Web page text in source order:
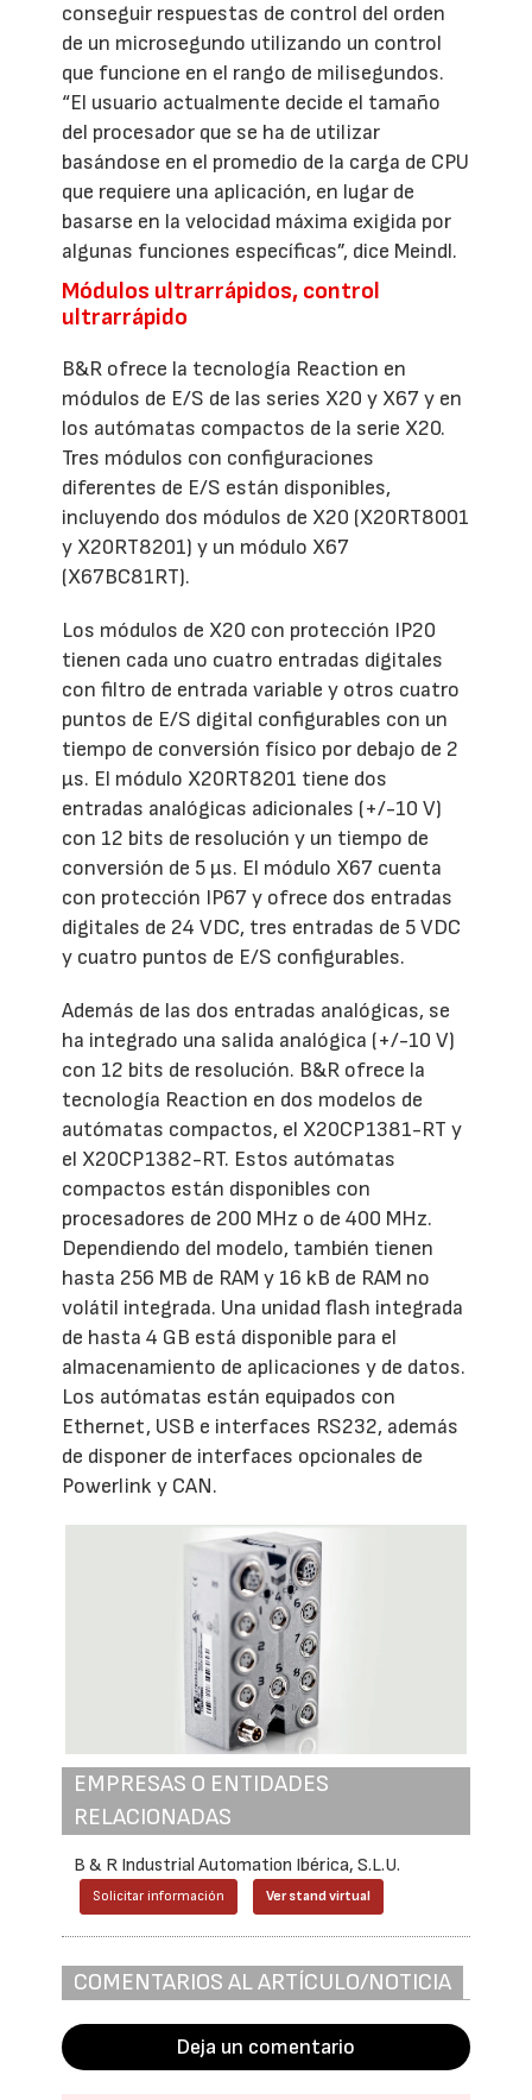
conseguir respuestas de control del orden
de un microsegundo utilizando un control
que funcione en el rango de milisegundos.
“El usuario actualmente decide el tamaño
del procesador que se ha de utilizar
basándose en el promedio de la carga de CPU
que requiere una aplicación, en lugar de
basarse en la velocidad máxima exigida por
algunas funciones específicas”, dice Meindl.
Módulos ultrarrápidos, control
ultrarrápido
B&R ofrece la tecnología Reaction en
módulos de E/S de las series X20 y X67 y en
los autómatas compactos de la serie X20.
Tres módulos con configuraciones
diferentes de E/S están disponibles,
incluyendo dos módulos de X20 (X20RT8001
y X20RT8201) y un módulo X67
(X67BC81RT).
Los módulos de X20 con protección IP20
tienen cada uno cuatro entradas digitales
con filtro de entrada variable y otros cuatro
puntos de E/S digital configurables con un
tiempo de conversión físico por debajo de 2
µs. El módulo X20RT8201 tiene dos
entradas analógicas adicionales (+/-10 V)
con 12 bits de resolución y un tiempo de
conversión de 5 µs. El módulo X67 cuenta
con protección IP67 y ofrece dos entradas
digitales de 24 VDC, tres entradas de 5 VDC
y cuatro puntos de E/S configurables.
Además de las dos entradas analógicas, se
ha integrado una salida analógica (+/-10 V)
con 12 bits de resolución. B&R ofrece la
tecnología Reaction en dos modelos de
autómatas compactos, el X20CP1381-RT y
el X20CP1382-RT. Estos autómatas
compactos están disponibles con
procesadores de 200 MHz o de 400 MHz.
Dependiendo del modelo, también tienen
hasta 256 MB de RAM y 16 kB de RAM no
volátil integrada. Una unidad flash integrada
de hasta 4 GB está disponible para el
almacenamiento de aplicaciones y de datos.
Los autómatas están equipados con
Ethernet, USB e interfaces RS232, además
de disponer de interfaces opcionales de
Powerlink y CAN.
EMPRESAS O ENTIDADES
RELACIONADAS
B & R Industrial Automation Ibérica, S.L.U.
Solicitar información Ver stand virtual
COMENTARIOS AL ARTÍCULO/NOTICIA
Deja un comentario